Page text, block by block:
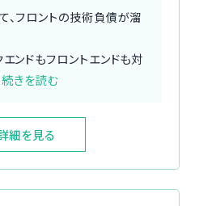
、フロントの技術負債が溜
ンドもフロントエンドも対
続きを読む
細を見る